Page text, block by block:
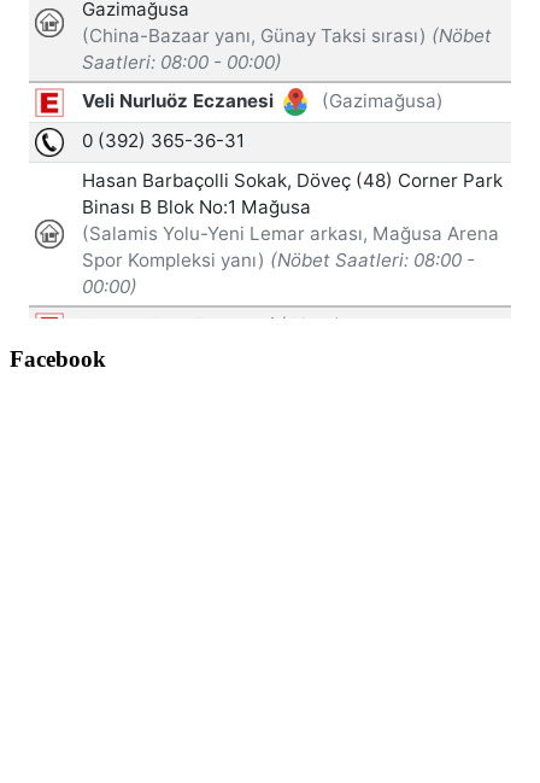
Facebook